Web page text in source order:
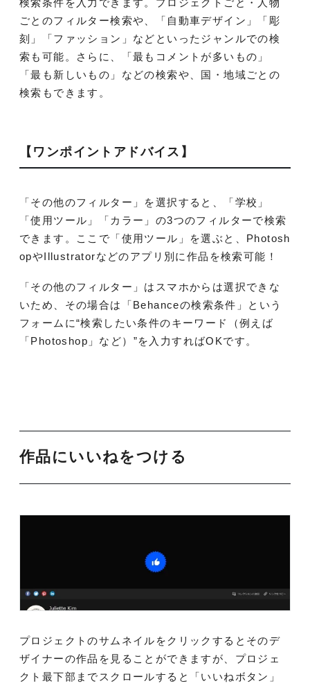
ごとのフィルター検索や、「自動車デザイン」「彫
刻」「ファッション」などといったジャンルでの検
索も可能。さらに、「最もコメントが多いもの」
「最も新しいもの」などの検索や、国・地域ごとの
検索もできます。
【ワンポイントアドバイス】
「その他のフィルター」を選択すると、「学校」
「使用ツール」「カラー」の3つのフィルターで検索
できます。ここで「使用ツール」を選ぶと、Photosh
opやIllustratorなどのアプリ別に作品を検索可能！
「その他のフィルター」はスマホからは選択できな
いため、その場合は「Behanceの検索条件」という
フォームに“検索したい条件のキーワード（例えば
「Photoshop」など）”を入力すればOKです。
作品にいいねをつける
プロジェクトのサムネイルをクリックするとそのデ
ザイナーの作品を見ることができますが、プロジェ
クト最下部までスクロールすると「いいねボタン」